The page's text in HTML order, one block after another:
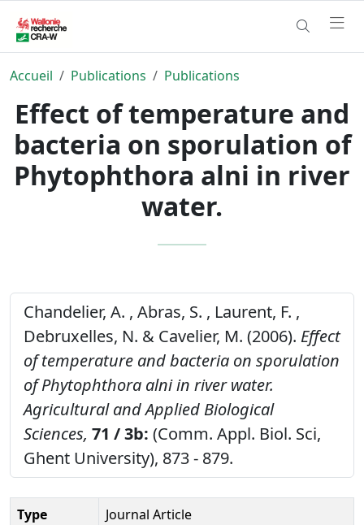
Accueil Publications Publications
Effect of temperature and
bacteria on sporulation of
Phytophthora alni in river
water.
Chandelier, A. , Abras, S. , Laurent, F. ,
Debruxelles, N. & Cavelier, M. (2006). Effect
of temperature and bacteria on sporulation
of Phytophthora alni in river water.
Agricultural and Applied Biological
Sciences, 71 / 3b: (Comm. Appl. Biol. Sci,
Ghent University), 873 - 879.
Type
Journal Article